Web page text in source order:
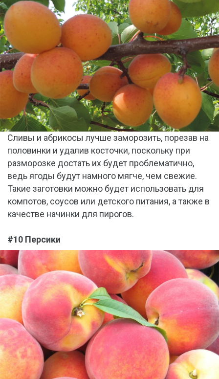
Сливы и абрикосы лучше заморозить, порезав на
половинки и удалив косточки, поскольку при
разморозке достать их будет проблематично,
ведь ягоды будут намного мягче, чем свежие.
Такие заготовки можно будет использовать для
компотов, соусов или детского питания, а также в
качестве начинки для пирогов.
#10 Персики